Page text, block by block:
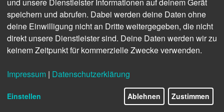
speichern und abrufen. Dabei werden deine Daten ohne
deine Einwilligung nicht an Dritte weitergegeben, die nicht
direkt unsere Dienstleister sind. Deine Daten werden wir zu
keinem Zeitpunkt für kommerzielle Zwecke verwenden.
Impressum | Datenschutzerklärung
Einstellen Ablehnen Zustimmen